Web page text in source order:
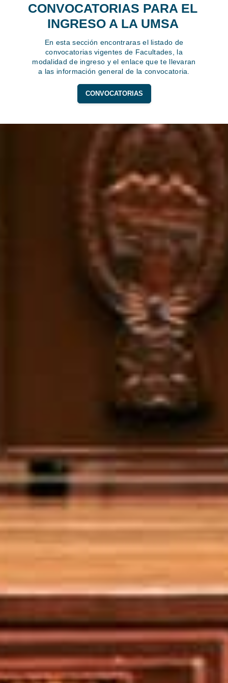
CONVOCATORIAS PARA EL
INGRESO A LA UMSA
En esta sección encontraras el listado de
convocatorias vigentes de Facultades, la
modalidad de ingreso y el enlace que te llevaran
a las información general de la convocatoria.
CONVOCATORIAS